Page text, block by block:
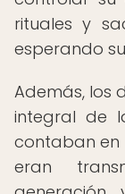
rituales y
esperando
Además, los
integral de
contaban en
eran